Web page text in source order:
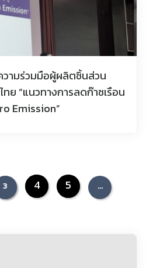
วามร่วมมือผู้ผลิตชิ้นส่วน
ย “แนวทางการลดก๊าซเรือน
Emission”
3 4 5 …